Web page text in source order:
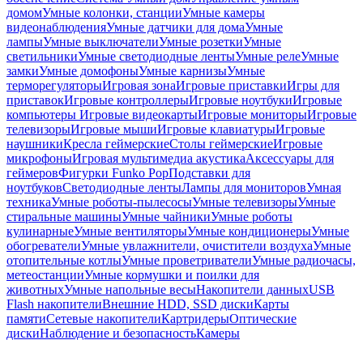
домомУмные колонки, станцииУмные камеры
видеонаблюденияУмные датчики для домаУмные
лампыУмные выключателиУмные розеткиУмные
светильникиУмные светодиодные лентыУмные релеУмные
замкиУмные домофоныУмные карнизыУмные
терморегуляторыИгровая зонаИгровые приставкиИгры для
приставокИгровые контроллерыИгровые ноутбукиИгровые
компьютеры Игровые видеокартыИгровые мониторыИгровые
телевизорыИгровые мышиИгровые клавиатурыИгровые
наушникиКресла геймерскиеСтолы геймерскиеИгровые
микрофоныИгровая мультимедиа акустикаАксессуары для
геймеровФигурки Funko PopПодставки для
ноутбуковСветодиодные лентыЛампы для мониторовУмная
техникаУмные роботы-пылесосыУмные телевизорыУмные
стиральные машиныУмные чайникиУмные роботы
кулинарныеУмные вентиляторыУмные кондиционерыУмные
обогревателиУмные увлажнители, очистители воздухаУмные
отопительные котлыУмные проветривателиУмные радиочасы,
метеостанцииУмные кормушки и поилки для
животныхУмные напольные весыНакопители данныхUSB
Flash накопителиВнешние HDD, SSD дискиКарты
памятиСетевые накопителиКартридерыОптические
дискиНаблюдение и безопасностьКамеры